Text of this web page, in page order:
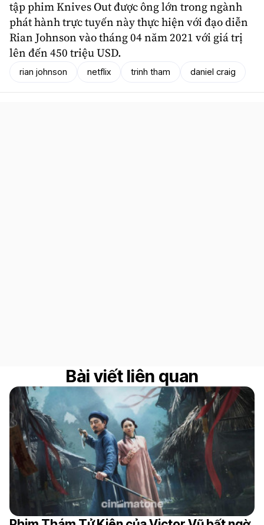
tập phim Knives Out được ông lớn trong ngành
phát hành trực tuyến này thực hiện với đạo diễn
Rian Johnson vào tháng 04 năm 2021 với giá trị
lên đến 450 triệu USD.
rian johnson netflix trinh tham daniel craig
Bài viết liên quan